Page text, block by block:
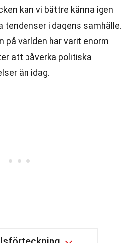
kan vi bättre känna igen
tendenser i dagens samhälle.
på världen har varit enorm
att påverka politiska
än idag.